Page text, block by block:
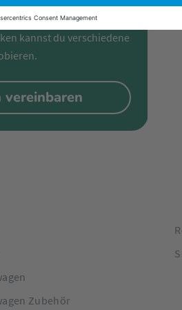
lediglich hochwertige Stoffe
zur Probe. Auf
kannst du verschiedene
vereinbaren
Zubehör